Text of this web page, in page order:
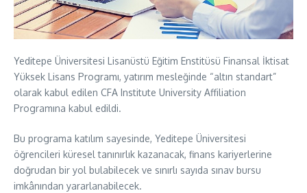
Yeditepe Üniversitesi Lisanüstü Eğitim Enstitüsü Finansal İktisat
Yüksek Lisans Programı, yatırım mesleğinde “altın standart”
olarak kabul edilen CFA Institute University Affiliation
Programına kabul edildi.
Bu programa katılım sayesinde, Yeditepe Üniversitesi
öğrencileri küresel tanınırlık kazanacak, finans kariyerlerine
doğrudan bir yol bulabilecek ve sınırlı sayıda sınav bursu
imkânından yararlanabilecek.